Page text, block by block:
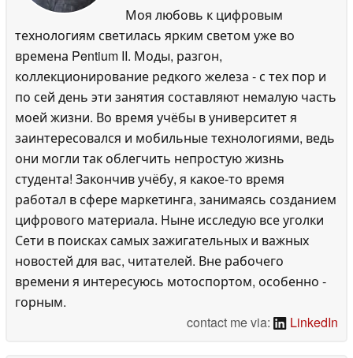
Моя любовь к цифровым
технологиям светилась ярким светом уже во
времена Pentium II. Моды, разгон,
коллекционирование редкого железа - с тех пор и
по сей день эти занятия составляют немалую часть
моей жизни. Во время учёбы в университет я
заинтересовался и мобильные технологиями, ведь
они могли так облегчить непростую жизнь
студента! Закончив учёбу, я какое-то время
работал в сфере маркетинга, занимаясь созданием
цифрового материала. Ныне исследую все уголки
Сети в поисках самых зажигательных и важных
новостей для вас, читателей. Вне рабочего
времени я интересуюсь мотоспортом, особенно -
горным.
contact me via:
LinkedIn